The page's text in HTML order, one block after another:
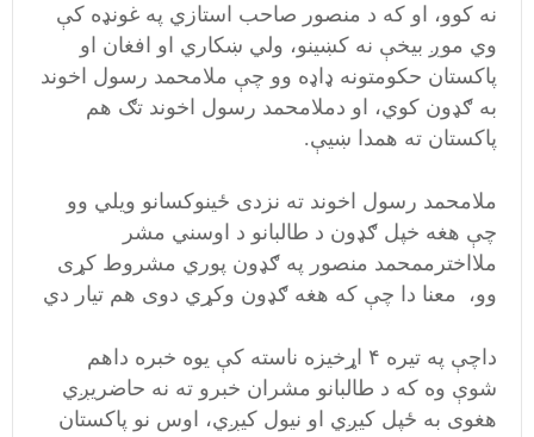
نه کوو، او که د منصور صاحب استازي په غونډه کې
وي موږ بیخې نه کښینو، ولي ښکاري او افغان او
پاکستان حکومتونه ډاډه وو چې ملامحمد رسول اخوند
به ګډون کوي، او دملامحمد رسول اخوند تګ هم
پاکستان ته همدا ښيې.
ملامحمد رسول اخوند ته نزدی ځینوکسانو ویلي وو
چې هغه خپل ګډون د طالبانو د اوسني مشر
ملااخترممحمد منصور په ګډون پوري مشروط کړی
وو، معنا دا چې که هغه ګډون وکړي دوی هم تیار دي
داچې په تیره ۴ اړخیزه ناسته کې یوه خبره داهم
شوې وه که د طالبانو مشران خبرو ته نه حاضریږي
هغوی به ځپل کیږي او نیول کیږي، اوس نو پاکستان